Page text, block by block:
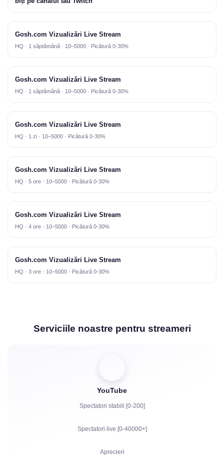
Gosh.com Vizualizări Live Stream
HQ · 1 săptămână · 10–5000 · Picătură 0-30%
Gosh.com Vizualizări Live Stream
HQ · 1 săptămână · 10–5000 · Picătură 0-30%
Gosh.com Vizualizări Live Stream
HQ · 1 zi · 10–5000 · Picătură 0-30%
Gosh.com Vizualizări Live Stream
HQ · 5 ore · 10–5000 · Picătură 0-30%
Gosh.com Vizualizări Live Stream
HQ · 4 ore · 10–5000 · Picătură 0-30%
Gosh.com Vizualizări Live Stream
HQ · 3 ore · 10–5000 · Picătură 0-30%
Serviciile noastre pentru streameri
YouTube
Spectatori stabili [0-200]
Spectatori live [0-40000+]
Aprecieri